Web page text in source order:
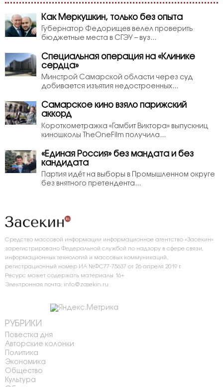
Как Меркушкин, только без опыта
Губернатор Федорищев велел проверить
бюджетные места в СГЭУ – вуз...
Специальная операция на «Клинике
сердца»
Минстрой Самарской области через суд
добивается изъятия недостроенных...
Самарское кино взяло парижский
аккорд
Короткометражка «Гамбит Виктора» выпускниц
киношколы TheOneFilm получила...
«Единая Россия» без мандата и без
кандидата
Партия идёт на выборы в Промышленном округе
без внятного претендента...
Средство массовой информации информационное агентство «Засекин»
зарегистрировано Федеральной службой по надзору в сфере связи,
информационных технологий и массовых коммуникаций,
регистрационный номер ИА №ФС77-75637 от 26 апреля 2019 г.
Ресурс может содержать материалы 16+
Электронная почта: info@zasekin.ru
РУБРИКИ
Повестка дня
Авторские колонки
Политика
Экономика
Общество
Культура